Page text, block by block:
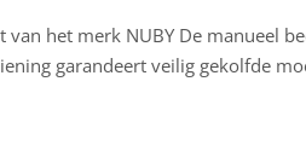
van het merk NUBY De
garandeert veilig gekolfde